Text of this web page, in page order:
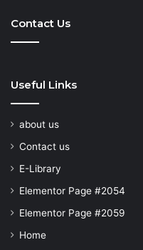
Contact Us
Useful Links
about us
Contact us
E-Library
Elementor Page #2054
Elementor Page #2059
Home